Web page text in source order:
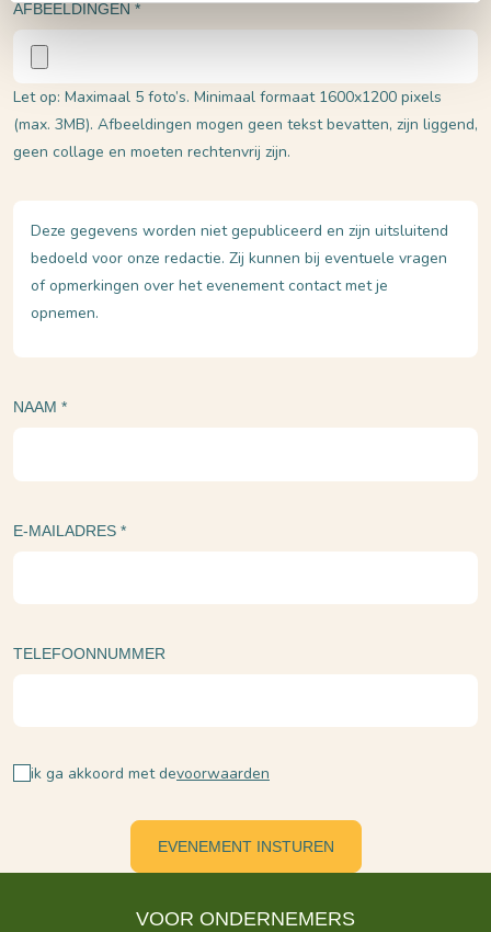
Afbeeldingen toevoegen
AFBEELDINGEN*
Let op: Maximaal 5 foto’s. Minimaal formaat 1600x1200 pixels
(max. 3MB). Afbeeldingen mogen geen tekst bevatten, zijn liggend,
geen collage en moeten rechtenvrij zijn.
Jouw gegevens
Deze gegevens worden niet gepubliceerd en zijn uitsluitend
bedoeld voor onze redactie. Zij kunnen bij eventuele vragen
of opmerkingen over het evenement contact met je
opnemen.
NAAM *
E-MAILADRES *
TELEFOONNUMMER
ik ga akkoord met devoorwaarden
VOOR ONDERNEMERS